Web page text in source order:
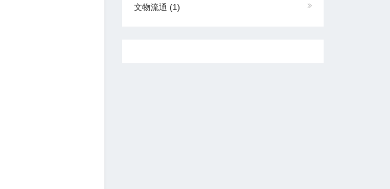
文物流通 (1)